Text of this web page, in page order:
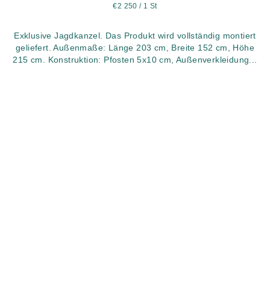
Verkaufspreis:
€2 250 / 1 St
Exklusive Jagdkanzel. Das Produkt wird vollständig montiert
geliefert. Außenmaße: Länge 203 cm, Breite 152 cm, Höhe
215 cm. Konstruktion: Pfosten 5x10 cm, Außenverkleidung...